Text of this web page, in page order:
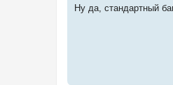
Ну да, стандартный